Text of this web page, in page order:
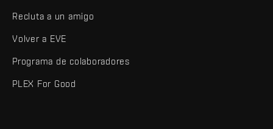
Recluta a un amigo
Volver a EVE
Programa de colaboradores
PLEX For Good